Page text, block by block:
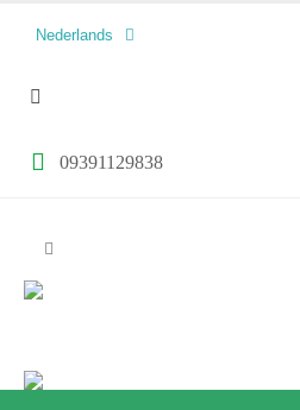
Nederlands
فارسی
09391129838